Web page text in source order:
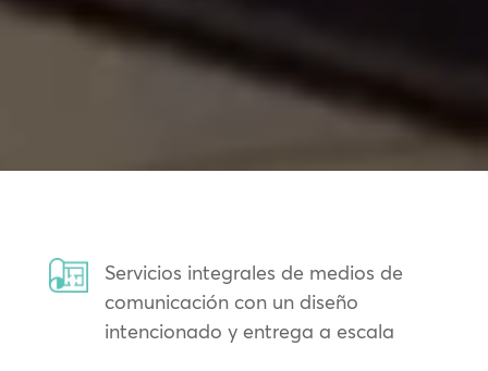
Servicios integrales de medios de
comunicación con un diseño
intencionado y entrega a escala